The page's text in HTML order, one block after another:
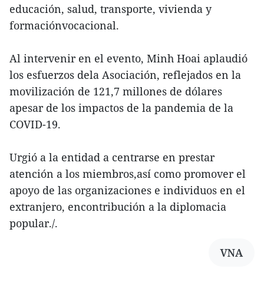
educación, salud, transporte, vivienda y
formaciónvocacional.
Al intervenir en el evento, Minh Hoai aplaudió
los esfuerzos dela Asociación, reflejados en la
movilización de 121,7 millones de dólares
apesar de los impactos de la pandemia de la
COVID-19.
Urgió a la entidad a centrarse en prestar
atención a los miembros,así como promover el
apoyo de las organizaciones e individuos en el
extranjero, encontribución a la diplomacia
popular./.
VNA